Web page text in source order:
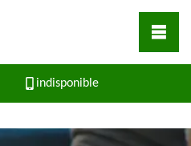
indisponible